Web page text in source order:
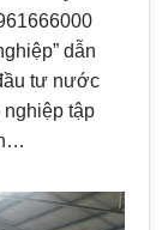
dẫn
tư nước
nghiệp tập